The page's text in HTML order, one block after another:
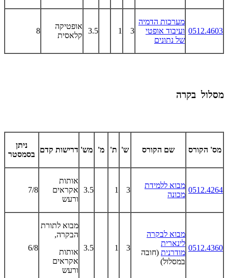
0512.4603
מערכות הדמיה
ועיבוד אופטי
של נתונים
3
1
3.5
אופטיקה
קלאסית
8
מסלול בקרה
מס' הקורס שם הקורס ש' ת' מ' מש' דרישות קדם
ניתן
בסמסטר
0512.4264
מבוא ללמידת
מכונה
3
1
3.5
אותות
אקראים
ורעש
7/8
0512.4360
מבוא לבקרה
לינארית
מודרנית (חובה
במסלול)
3
1
3.5
מבוא לתורת
הבקרה,
אותות
אקראים
ורעש
6/8